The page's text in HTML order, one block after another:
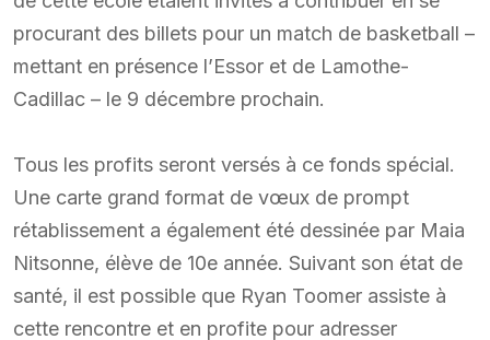
procurant des billets pour un match de basketball –
mettant en présence l’Essor et de Lamothe-
Cadillac – le 9 décembre prochain.
Tous les profits seront versés à ce fonds spécial.
Une carte grand format de vœux de prompt
rétablissement a également été dessinée par Maia
Nitsonne, élève de 10e année. Suivant son état de
santé, il est possible que Ryan Toomer assiste à
cette rencontre et en profite pour adresser